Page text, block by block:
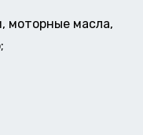
моторные масла,